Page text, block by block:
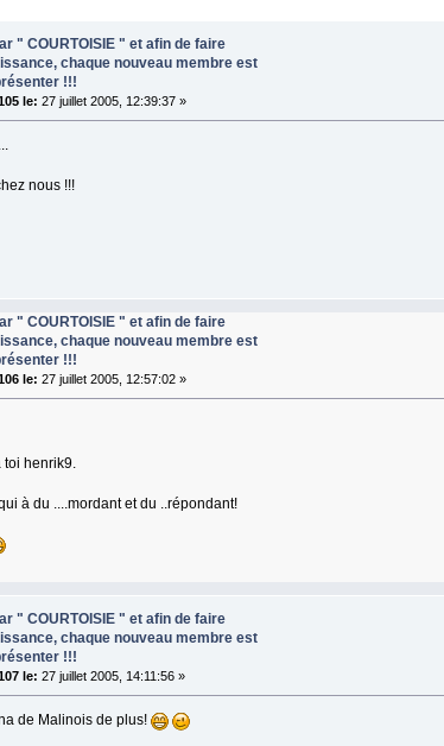
" COURTOISIE " et afin de faire
chaque nouveau membre est
!!!
le: 27 juillet 2005, 12:39:37 »
nous !!!
" COURTOISIE " et afin de faire
chaque nouveau membre est
!!!
le: 27 juillet 2005, 12:57:02 »
toi henrik9.
à du ....mordant et du ..répondant!
" COURTOISIE " et afin de faire
chaque nouveau membre est
!!!
le: 27 juillet 2005, 14:11:56 »
de Malinois de plus!